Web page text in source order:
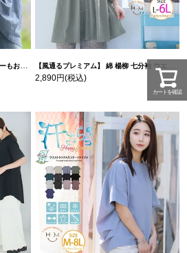
ハッピーマリリン 【風通るプレミアム】 綿 楊柳 七分袖 ウエストギャザー ブラウス | 大きいサイズの通販ならハッピーマリリン
2,890円(税込)
カートを確認